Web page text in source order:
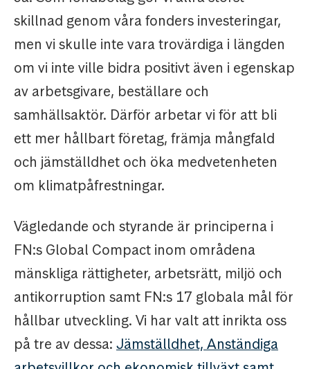
skillnad genom våra fonders investeringar,
men vi skulle inte vara trovärdiga i längden
om vi inte ville bidra positivt även i egenskap
av arbetsgivare, beställare och
samhällsaktör. Därför arbetar vi för att bli
ett mer hållbart företag, främja mångfald
och jämställdhet och öka medvetenheten
om klimatpåfrestningar.
Vägledande och styrande är principerna i
FN:s Global Compact inom områdena
mänskliga rättigheter, arbetsrätt, miljö och
antikorruption samt FN:s 17 globala mål för
hållbar utveckling. Vi har valt att inrikta oss
på tre av dessa: Jämställdhet, Anständiga